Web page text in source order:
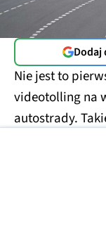
Dodaj
Nie jest to
videotolling na
autostrady.